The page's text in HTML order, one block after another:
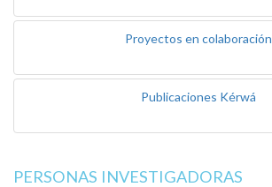
Proyectos en colaboración
Publicaciones Kérwá
PERSONAS INVESTIGADORAS